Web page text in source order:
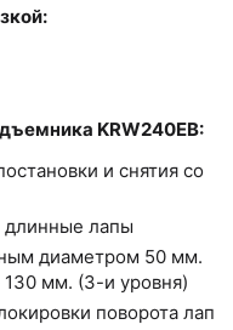
KRW240EB:
и снятия со
длинные лапы
диаметром 50 мм.
130 мм. (3-и уровня)
поворота лап